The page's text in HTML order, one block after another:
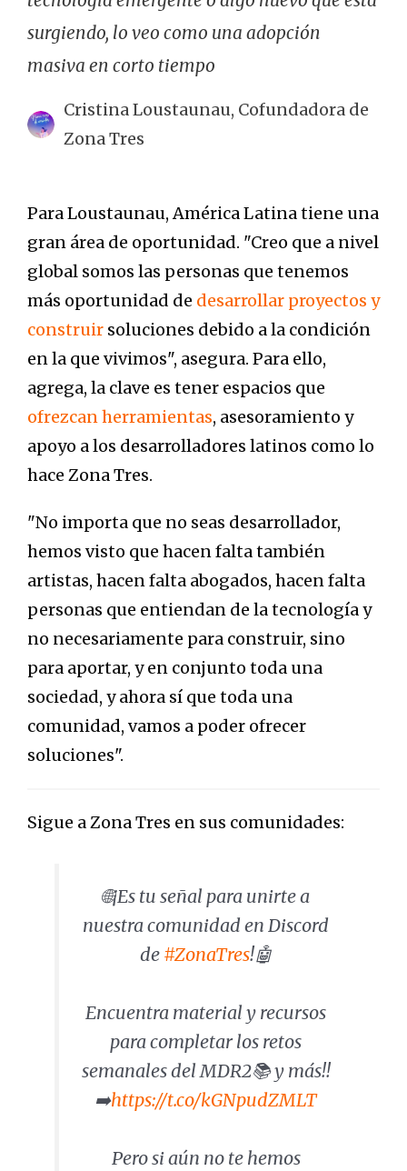
surgiendo, lo veo como una adopción
masiva en corto tiempo
Cristina Loustaunau, Cofundadora de
Zona Tres
Para Loustaunau, América Latina tiene una
gran área de oportunidad. "Creo que a nivel
global somos las personas que tenemos
más oportunidad de desarrollar proyectos y
construir soluciones debido a la condición
en la que vivimos", asegura. Para ello,
agrega, la clave es tener espacios que
ofrezcan herramientas, asesoramiento y
apoyo a los desarrolladores latinos como lo
hace Zona Tres.
"No importa que no seas desarrollador,
hemos visto que hacen falta también
artistas, hacen falta abogados, hacen falta
personas que entiendan de la tecnología y
no necesariamente para construir, sino
para aportar, y en conjunto toda una
sociedad, y ahora sí que toda una
comunidad, vamos a poder ofrecer
soluciones".
Sigue a Zona Tres en sus comunidades:
🌐¡Es tu señal para unirte a
nuestra comunidad en Discord
de #ZonaTres!🤖
Encuentra material y recursos
para completar los retos
semanales del MDR2📚 y más!!
➡️https://t.co/kGNpudZMLT
Pero si aún no te hemos